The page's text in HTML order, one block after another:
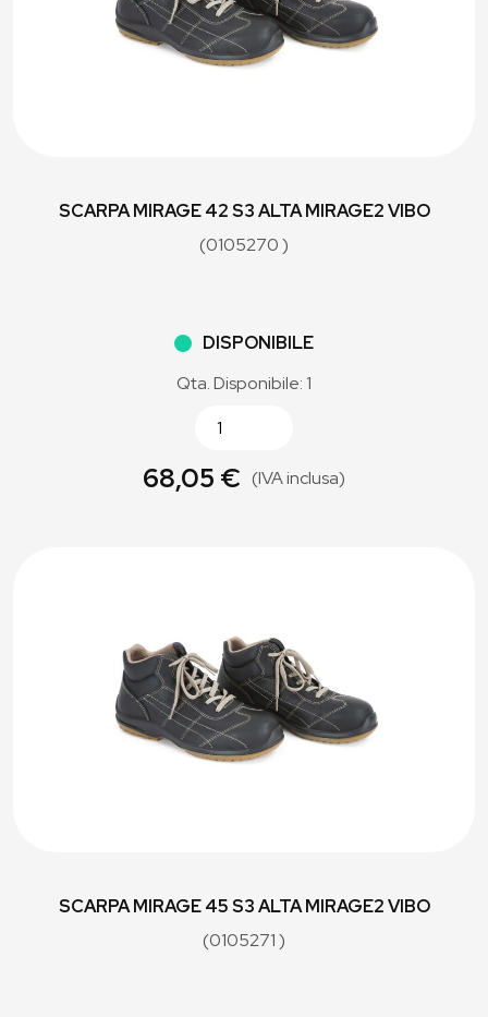
SCARPA MIRAGE 42 S3 ALTA MIRAGE2 VIBO
(0105270 )
DISPONIBILE
Qta. Disponibile: 1
68,05 € (IVA inclusa)
SCARPA MIRAGE 45 S3 ALTA MIRAGE2 VIBO
(0105271 )